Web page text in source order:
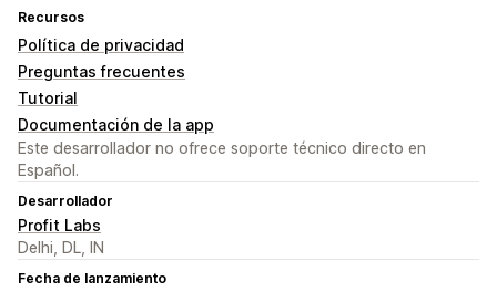
Recursos
Política de privacidad
Preguntas frecuentes
Tutorial
Documentación de la app
Este desarrollador no ofrece soporte técnico directo en
Español.
Desarrollador
Profit Labs
Delhi, DL, IN
Fecha de lanzamiento